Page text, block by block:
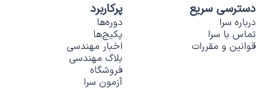
دسترسی سریع
درباره سرا
تماس با سرا
قوانین و مقررات
پرکاربرد
دوره‌ها
پکیج‌ها
اخبار مهندسی
بلاگ مهندسی
فروشگاه
آزمون سرا